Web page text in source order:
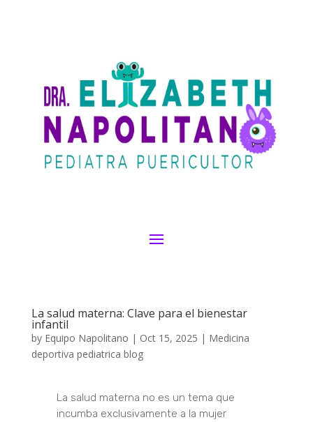
La salud materna: Clave para el bienestar
infantil
by Equipo Napolitano | Oct 15, 2025 | Medicina
deportiva pediatrica blog
La salud materna no es un tema que
incumba exclusivamente a la mujer